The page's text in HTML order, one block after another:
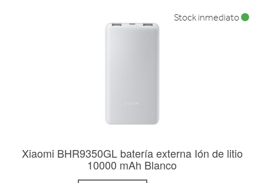
Xiaomi BHR9350GL batería externa Ión de litio
10000 mAh Blanco
Stock inmediato